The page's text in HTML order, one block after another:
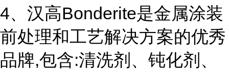
4、汉高Bonderite是金属涂装
前处理和工艺解决方案的优秀
品牌,包含:清洗剂、钝化剂、